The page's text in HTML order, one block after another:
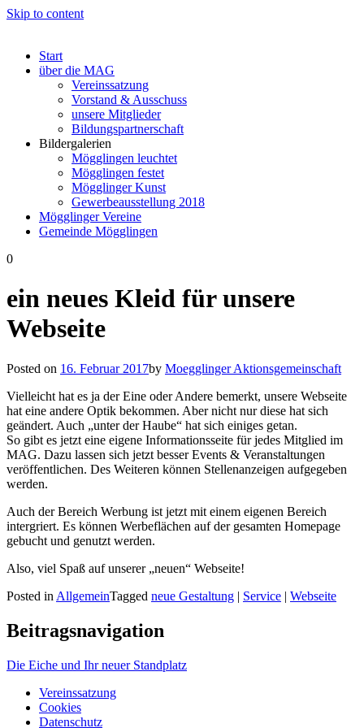
Skip to content
Start
über die MAG
Vereinssatzung
Vorstand & Ausschuss
unsere Mitglieder
Bildungspartnerschaft
Bildergalerien
Mögglingen leuchtet
Mögglingen festet
Mögglinger Kunst
Gewerbeausstellung 2018
Mögglinger Vereine
Gemeinde Mögglingen
0
ein neues Kleid für unsere
Webseite
Posted on 16. Februar 2017by Moegglinger Aktionsgemeinschaft
Vielleicht hat es ja der Eine oder Andere bemerkt, unsere Webseite
hat eine andere Optik bekommen. Aber nicht nur diese hat sich
geändert. Auch „unter der Haube“ hat sich einiges getan.
So gibt es jetzt eine eigene Informationsseite für jedes Mitglied im
MAG. Dazu lassen sich jetzt besser Events & Veranstaltungen
veröffentlichen. Des Weiteren können Stellenanzeigen aufgegeben
werden.
Auch der Bereich Werbung ist jetzt mit einem eigenen Bereich
intergriert. Es können Werbeflächen auf der gesamten Homepage
gebucht und genutzt werden.
Also, viel Spaß auf unserer „neuen“ Webseite!
Posted in AllgemeinTagged neue Gestaltung | Service | Webseite
Beitragsnavigation
Die Eiche und Ihr neuer Standplatz
Vereinssatzung
Cookies
Datenschutz